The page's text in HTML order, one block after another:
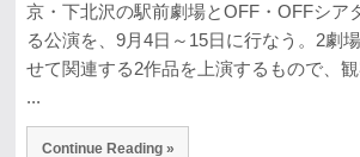
京・下北沢の駅前劇場とOFF・OFFシア
る公演を、9月4日～15日に行なう。2劇
せて関連する2作品を上演するもので、
...
Continue Reading »